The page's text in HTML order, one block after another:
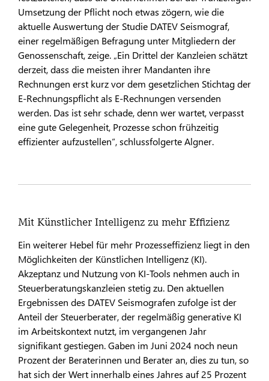
Umsetzung der Pflicht noch etwas zögern, wie die
aktuelle Auswertung der Studie DATEV Seismograf,
einer regelmäßigen Befragung unter Mitgliedern der
Genossenschaft, zeige. „Ein Drittel der Kanzleien schätzt
derzeit, dass die meisten ihrer Mandanten ihre
Rechnungen erst kurz vor dem gesetzlichen Stichtag der
E-Rechnungspflicht als E-Rechnungen versenden
werden. Das ist sehr schade, denn wer wartet, verpasst
eine gute Gelegenheit, Prozesse schon frühzeitig
effizienter aufzustellen“, schlussfolgerte Algner.
Mit Künstlicher Intelligenz zu mehr Effizienz
Ein weiterer Hebel für mehr Prozesseffizienz liegt in den
Möglichkeiten der Künstlichen Intelligenz (KI).
Akzeptanz und Nutzung von KI-Tools nehmen auch in
Steuerberatungskanzleien stetig zu. Den aktuellen
Ergebnissen des DATEV Seismografen zufolge ist der
Anteil der Steuerberater, der regelmäßig generative KI
im Arbeitskontext nutzt, im vergangenen Jahr
signifikant gestiegen. Gaben im Juni 2024 noch neun
Prozent der Beraterinnen und Berater an, dies zu tun, so
hat sich der Wert innerhalb eines Jahres auf 25 Prozent